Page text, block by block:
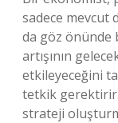
sadece mevcut
da göz önünde
artışının
etkileyeceğini
tetkik
strateji